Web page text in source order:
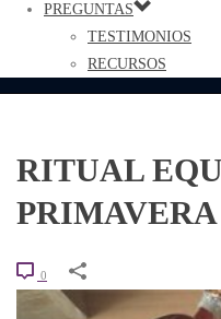
PREGUNTAS
TESTIMONIOS
RECURSOS
RITUAL
0